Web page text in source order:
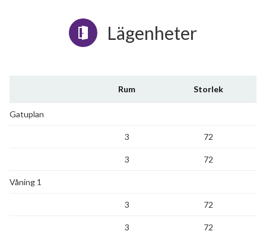
Lägenheter
Rum Storlek
Gatuplan
3 72
3 72
Våning 1
3 72
3 72